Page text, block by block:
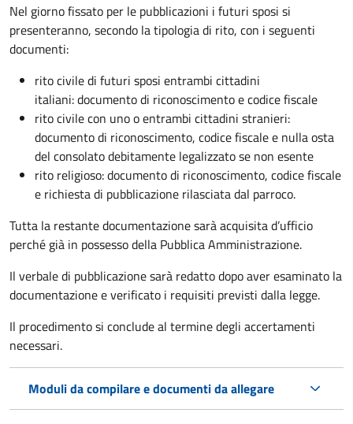
Nel giorno fissato per le pubblicazioni i futuri sposi si
presenteranno, secondo la tipologia di rito, con i seguenti
documenti:
rito civile di futuri sposi entrambi cittadini
italiani: documento di riconoscimento e codice fiscale
rito civile con uno o entrambi cittadini stranieri:
documento di riconoscimento, codice fiscale e nulla osta
del consolato debitamente legalizzato se non esente
rito religioso: documento di riconoscimento, codice fiscale
e richiesta di pubblicazione rilasciata dal parroco.
Tutta la restante documentazione sarà acquisita d’ufficio
perché già in possesso della Pubblica Amministrazione.
Il verbale di pubblicazione sarà redatto dopo aver esaminato la
documentazione e verificato i requisiti previsti dalla legge.
Il procedimento si conclude al termine degli accertamenti
necessari.
Moduli da compilare e documenti da allegare